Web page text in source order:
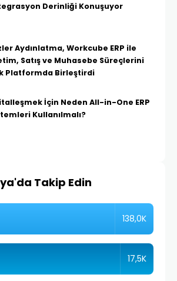
Derinliği Konuşuyor
Aydınlatma, Workcube ERP ile
Satış ve Muhasebe Süreçlerini
Platformda Birleştirdi
İçin Neden All-in-One ERP
Kullanılmalı?
Takip Edin
138,0K
17,5K